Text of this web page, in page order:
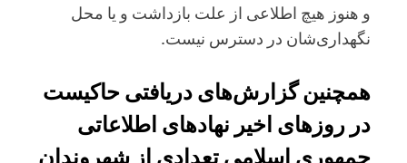
و هنوز هیچ اطلاعی از علت بازداشت و یا محل
نگهداری‌شان در دسترس نیست.
همچنین گزارش‌های دریافتی حاکیست
در روزهای اخیر نهادهای اطلاعاتی
جمهوری اسلامی تعدادی از شهروندان